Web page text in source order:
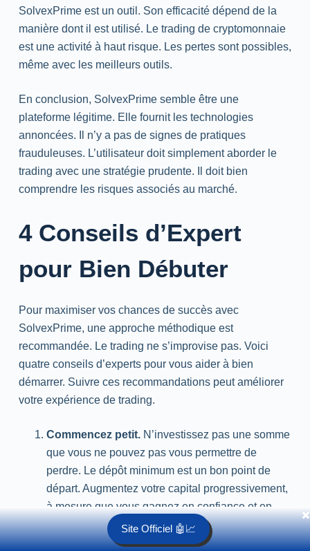
Site Officiel 🤖📈
✖️
SolvexPrime est un outil. Son efficacité dépend de la
manière dont il est utilisé. Le trading de cryptomonnaie
est une activité à haut risque. Les pertes sont possibles,
même avec les meilleurs outils.
En conclusion, SolvexPrime semble être une
plateforme légitime. Elle fournit les technologies
annoncées. Il n’y a pas de signes de pratiques
frauduleuses. L’utilisateur doit simplement aborder le
trading avec une stratégie prudente. Il doit bien
comprendre les risques associés au marché.
4 Conseils d’Expert
pour Bien Débuter
Pour maximiser vos chances de succès avec
SolvexPrime, une approche méthodique est
recommandée. Le trading ne s’improvise pas. Voici
quatre conseils d’experts pour vous aider à bien
démarrer. Suivre ces recommandations peut améliorer
votre expérience de trading.
Commencez petit.N’investissez pas une somme
que vous ne pouvez pas vous permettre de
perdre. Le dépôt minimum est un bon point de
départ. Augmentez votre capital progressivement,
à mesure que vous gagnez en confiance et en
expérience.